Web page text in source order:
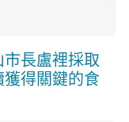
長盧裡採取
得關鍵的食